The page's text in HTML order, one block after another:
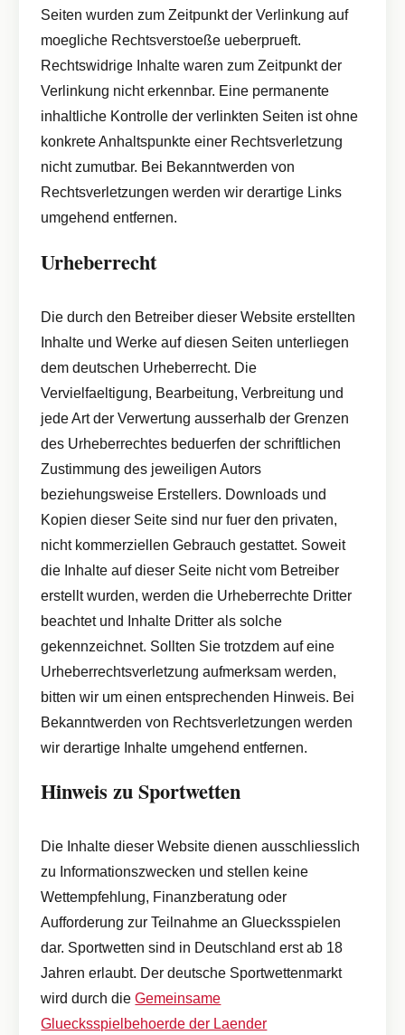
Seiten wurden zum Zeitpunkt der Verlinkung auf
moegliche Rechtsverstoeße ueberprueft.
Rechtswidrige Inhalte waren zum Zeitpunkt der
Verlinkung nicht erkennbar. Eine permanente
inhaltliche Kontrolle der verlinkten Seiten ist ohne
konkrete Anhaltspunkte einer Rechtsverletzung
nicht zumutbar. Bei Bekanntwerden von
Rechtsverletzungen werden wir derartige Links
umgehend entfernen.
Urheberrecht
Die durch den Betreiber dieser Website erstellten
Inhalte und Werke auf diesen Seiten unterliegen
dem deutschen Urheberrecht. Die
Vervielfaeltigung, Bearbeitung, Verbreitung und
jede Art der Verwertung ausserhalb der Grenzen
des Urheberrechtes beduerfen der schriftlichen
Zustimmung des jeweiligen Autors
beziehungsweise Erstellers. Downloads und
Kopien dieser Seite sind nur fuer den privaten,
nicht kommerziellen Gebrauch gestattet. Soweit
die Inhalte auf dieser Seite nicht vom Betreiber
erstellt wurden, werden die Urheberrechte Dritter
beachtet und Inhalte Dritter als solche
gekennzeichnet. Sollten Sie trotzdem auf eine
Urheberrechtsverletzung aufmerksam werden,
bitten wir um einen entsprechenden Hinweis. Bei
Bekanntwerden von Rechtsverletzungen werden
wir derartige Inhalte umgehend entfernen.
Hinweis zu Sportwetten
Die Inhalte dieser Website dienen ausschliesslich
zu Informationszwecken und stellen keine
Wettempfehlung, Finanzberatung oder
Aufforderung zur Teilnahme an Gluecksspielen
dar. Sportwetten sind in Deutschland erst ab 18
Jahren erlaubt. Der deutsche Sportwettenmarkt
wird durch dieGemeinsame
Gluecksspielbehoerde der Laender